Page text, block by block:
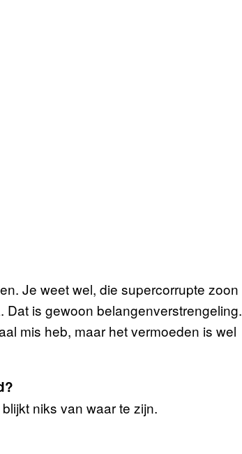
Je weet wel, die supercorrupte zoon
is gewoon belangenverstrengeling.
mis heb, maar het vermoeden is wel
niks van waar te zijn.